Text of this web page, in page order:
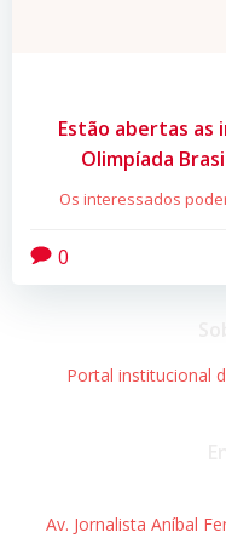
Estão abertas as
Olimpíada
Os interessados
0
Portal institucional
Av. Jornalista Aníbal